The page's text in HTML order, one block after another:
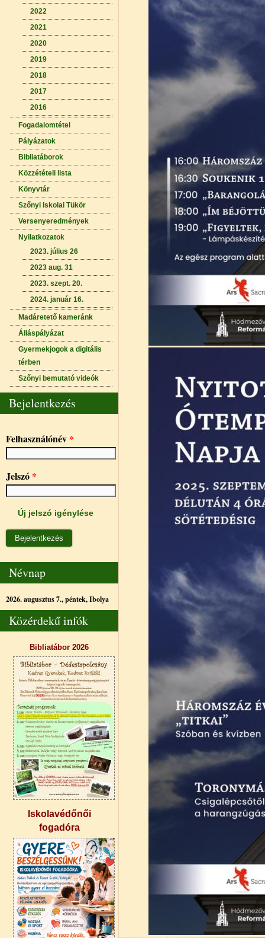
2022
2021
2020
2019
2018
2017
2016
Fogadalomtétel
Pályázatok
Bibliatáborok
Közzétételi lista
Könyvtár
Szőnyi Iskolai Tükör
Versenyeredmények
Nyilatkozatok
2023. július 26
2023 aug. 31
2023. szept. 20.
2024. január 16.
Madáretető kameránk
Álláspályázat
Gyermekjogok a digitális
térben
Szőnyi bemutató videók
Bejelentkezés
Felhasználónév *
Jelszó *
Új jelszó igénylése
Névnap
2026. augusztus 7., péntek,Ibolya
Közérdekű infók
Bibliatábor 2026
Iskolavédőnői
fogadóra